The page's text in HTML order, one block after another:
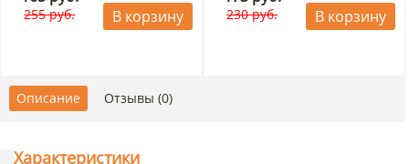
255 руб. В корзину 230 руб. В корзину
Описание Отзывы (0)
Характеристики